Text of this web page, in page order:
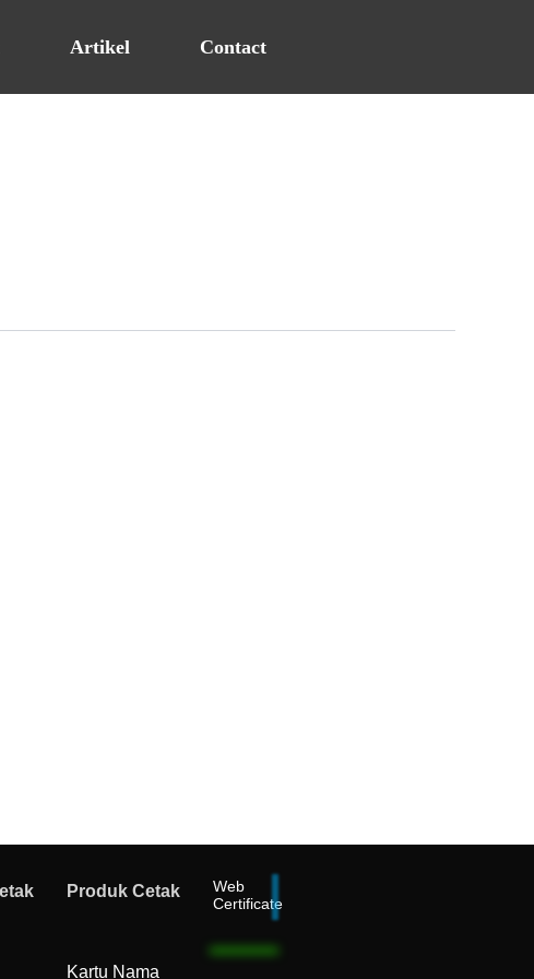
Artikel Contact
Produk Cetak
Kartu Nama
Web
Certificate